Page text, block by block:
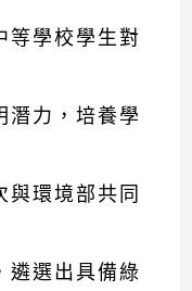
等學校學生對
潛力，培養學
與環境部共同
遴選出具備綠